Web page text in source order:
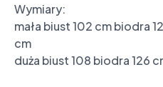
Wymiary:
mała biust 102 cm biodra
cm
duża biust 108 biodra 126